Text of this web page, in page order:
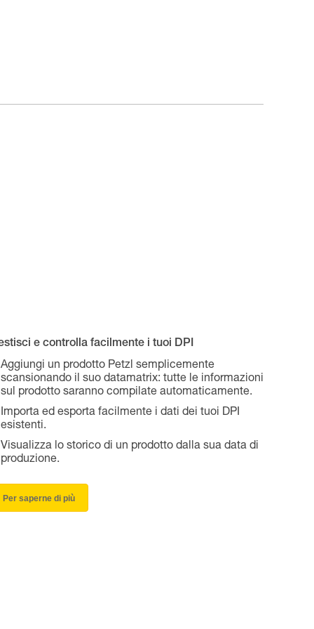
e controlla facilmente i tuoi DPI
Aggiungi un prodotto Petzl semplicemente
scansionando il suo datamatrix: tutte le informazioni
sul prodotto saranno compilate automaticamente.
Importa ed esporta facilmente i dati dei tuoi DPI
esistenti.
Visualizza lo storico di un prodotto dalla sua data di
produzione.
Per saperne di più